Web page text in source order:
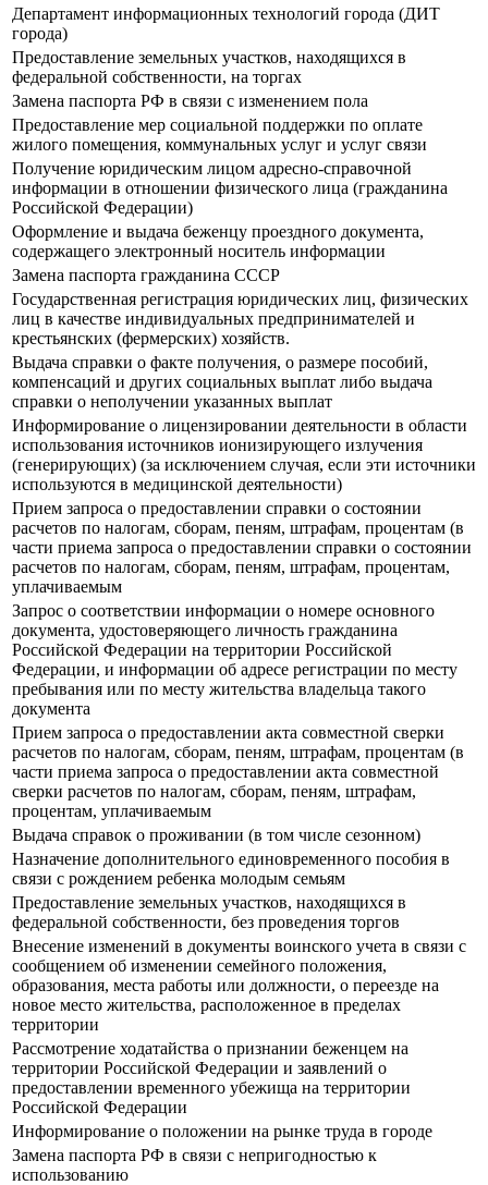
Департамент информационных технологий города (ДИТ
города)
Предоставление земельных участков, находящихся в
федеральной собственности, на торгах
Замена паспорта РФ в связи с изменением пола
Предоставление мер социальной поддержки по оплате
жилого помещения, коммунальных услуг и услуг связи
Получение юридическим лицом адресно-справочной
информации в отношении физического лица (гражданина
Российской Федерации)
Оформление и выдача беженцу проездного документа,
содержащего электронный носитель информации
Замена паспорта гражданина СССР
Государственная регистрация юридических лиц, физических
лиц в качестве индивидуальных предпринимателей и
крестьянских (фермерских) хозяйств.
Выдача справки о факте получения, о размере пособий,
компенсаций и других социальных выплат либо выдача
справки о неполучении указанных выплат
Информирование о лицензировании деятельности в области
использования источников ионизирующего излучения
(генерирующих) (за исключением случая, если эти источники
используются в медицинской деятельности)
Прием запроса о предоставлении справки о состоянии
расчетов по налогам, сборам, пеням, штрафам, процентам (в
части приема запроса о предоставлении справки о состоянии
расчетов по налогам, сборам, пеням, штрафам, процентам,
уплачиваемым
Запрос о соответствии информации о номере основного
документа, удостоверяющего личность гражданина
Российской Федерации на территории Российской
Федерации, и информации об адресе регистрации по месту
пребывания или по месту жительства владельца такого
документа
Прием запроса о предоставлении акта совместной сверки
расчетов по налогам, сборам, пеням, штрафам, процентам (в
части приема запроса о предоставлении акта совместной
сверки расчетов по налогам, сборам, пеням, штрафам,
процентам, уплачиваемым
Выдача справок о проживании (в том числе сезонном)
Назначение дополнительного единовременного пособия в
связи с рождением ребенка молодым семьям
Предоставление земельных участков, находящихся в
федеральной собственности, без проведения торгов
Внесение изменений в документы воинского учета в связи с
сообщением об изменении семейного положения,
образования, места работы или должности, о переезде на
новое место жительства, расположенное в пределах
территории
Рассмотрение ходатайства о признании беженцем на
территории Российской Федерации и заявлений о
предоставлении временного убежища на территории
Российской Федерации
Информирование о положении на рынке труда в городе
Замена паспорта РФ в связи с непригодностью к
использованию